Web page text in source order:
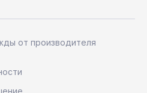
от производителя